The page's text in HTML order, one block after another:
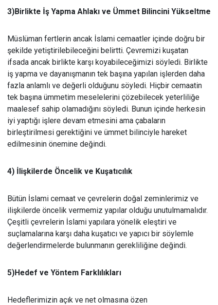
3)Birlikte İş Yapma Ahlakı ve Ümmet Bilincini Yükseltme
Müslüman fertlerin ancak İslami cemaatler içinde doğru bir
şekilde yetiştirilebileceğini belirtti. Çevremizi kuşatan
ifsada ancak birlikte karşı koyabileceğimizi söyledi. Birlikte
iş yapma ve dayanışmanın tek başına yapılan işlerden daha
fazla anlamlı ve değerli olduğunu söyledi. Hiçbir cemaatin
tek başına ümmetim meselelerini çözebilecek yeterliliğe
maalesef sahip olamadığını söyledi. Bunun içinde herkesin
iyi yaptığı işlere devam etmesini ama çabaların
birleştirilmesi gerektiğini ve ümmet bilinciyle hareket
edilmesinin önemine değindi.
4) İlişkilerde Öncelik ve Kuşatıcılık
Bütün İslami cemaat ve çevrelerin doğal zeminlerimiz ve
ilişkilerde öncelik vermemiz yapılar olduğu unutulmamalıdır.
Çeşitli çevrelerin İslami yapılara yönelik eleştiri ve
suçlamalarına karşı daha kuşatıcı ve yapıcı bir söylemle
değerlendirmelerde bulunmanın gerekliliğine değindi.
5)Hedef ve Yöntem Farklılıkları
Hedeflerimizin açık ve net olmasına özen